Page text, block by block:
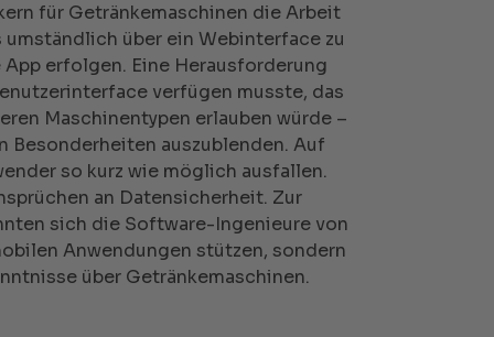
für Getränkemaschinen die Arbeit
über ein Webinterface zu
erfolgen. Eine Herausforderung
verfügen musste, das
Maschinentypen erlauben würde –
Besonderheiten auszublenden. Auf
so kurz wie möglich ausfallen.
an Datensicherheit. Zur
sich die Software-Ingenieure von
Anwendungen stützen, sondern
über Getränkemaschinen.